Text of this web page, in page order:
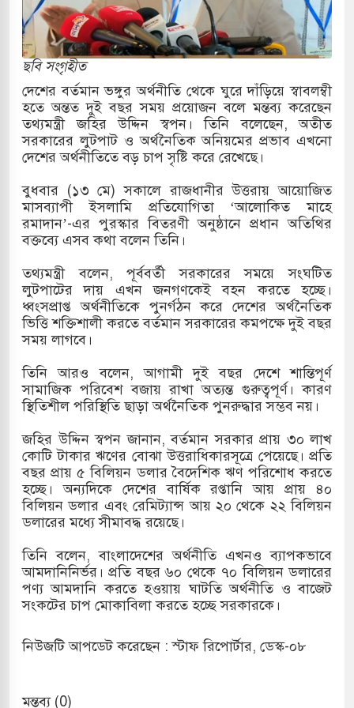
কোরিয়ার ক্ষেপণাস্ত্র ইউনিট মোতায়েন করা হয়েছে:
স্মৃতি জাদুঘরের উদ্বোধন প্রধানমন্ত্রীর
ইয়েমেন উপকূলে হামলার শিকার ভারতীয় জাহাজ
পর্যালোচনায় পোশাক রপ্তানিতে দ্বিতীয় স্থানে বাংলাদেশ
জুলাই গণঅভ্যুত্থান দিবস
একমাত্র আসামি অবসরপ্রাপ্ত সেনাসদস্য জামিনে
কেন্দ্রের ইউনিট-১ এ আবারও বিদ্যুৎ উৎপাদন
কুতুবদিয়া শিপিং চ্যানেলে জালের জড়ালে মারাত্মক
সিটিতে রুশ নাগরিকদের মারামারি: নিহত ১
ভূমি অফিসের সব কর্মকর্তা-কর্মচারী বরখাস্ত
সেই ঐতিহাসিক "এক দফা" -র ২ বছর পূর্তি
ছবি সংগৃহীত
দেশের বর্তমান ভঙ্গুর অর্থনীতি থেকে ঘুরে দাঁড়িয়ে স্বাবলম্বী
হতে অন্তত দুই বছর সময় প্রয়োজন বলে মন্তব্য করেছেন
তথ্যমন্ত্রী জহির উদ্দিন স্বপন। তিনি বলেছেন, অতীত
সরকারের লুটপাট ও অর্থনৈতিক অনিয়মের প্রভাব এখনো
দেশের অর্থনীতিতে বড় চাপ সৃষ্টি করে রেখেছে।
বুধবার (১৩ মে) সকালে রাজধানীর উত্তরায় আয়োজিত
মাসব্যাপী ইসলামি প্রতিযোগিতা ‘আলোকিত মাহে
রমাদান’-এর পুরস্কার বিতরণী অনুষ্ঠানে প্রধান অতিথির
বক্তব্যে এসব কথা বলেন তিনি।
তথ্যমন্ত্রী বলেন, পূর্ববর্তী সরকারের সময়ে সংঘটিত
লুটপাটের দায় এখন জনগণকেই বহন করতে হচ্ছে।
ধ্বংসপ্রাপ্ত অর্থনীতিকে পুনর্গঠন করে দেশের অর্থনৈতিক
ভিত্তি শক্তিশালী করতে বর্তমান সরকারের কমপক্ষে দুই বছর
সময় লাগবে।
তিনি আরও বলেন, আগামী দুই বছর দেশে শান্তিপূর্ণ
সামাজিক পরিবেশ বজায় রাখা অত্যন্ত গুরুত্বপূর্ণ। কারণ
স্থিতিশীল পরিস্থিতি ছাড়া অর্থনৈতিক পুনরুদ্ধার সম্ভব নয়।
জহির উদ্দিন স্বপন জানান, বর্তমান সরকার প্রায় ৩০ লাখ
কোটি টাকার ঋণের বোঝা উত্তরাধিকারসূত্রে পেয়েছে। প্রতি
বছর প্রায় ৫ বিলিয়ন ডলার বৈদেশিক ঋণ পরিশোধ করতে
হচ্ছে। অন্যদিকে দেশের বার্ষিক রপ্তানি আয় প্রায় ৪০
বিলিয়ন ডলার এবং রেমিট্যান্স আয় ২০ থেকে ২২ বিলিয়ন
ডলারের মধ্যে সীমাবদ্ধ রয়েছে।
তিনি বলেন, বাংলাদেশের অর্থনীতি এখনও ব্যাপকভাবে
আমদানিনির্ভর। প্রতি বছর ৬০ থেকে ৭০ বিলিয়ন ডলারের
পণ্য আমদানি করতে হওয়ায় ঘাটতি অর্থনীতি ও বাজেট
সংকটের চাপ মোকাবিলা করতে হচ্ছে সরকারকে।
নিউজটি আপডেট করেছেন : স্টাফ রিপোর্টার, ডেস্ক-০৮
মন্তব্য (0)